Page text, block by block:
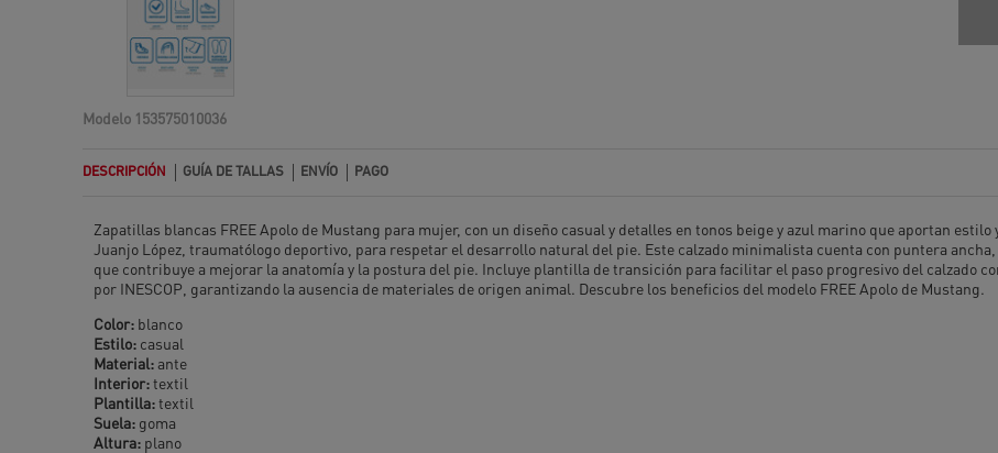
Modelo 153575010036
DESCRIPCIÓN GUÍA DE TALLAS ENVÍO PAGO
Zapatillas blancas FREE Apolo de Mustang para mujer, con un diseño casual y detalles en tonos beige y azul marino que aportan
Juanjo López, traumatólogo deportivo, para respetar el desarrollo natural del pie. Este calzado minimalista cuenta con puntera
que contribuye a mejorar la anatomía y la postura del pie. Incluye plantilla de transición para facilitar el paso progresivo del calzado
por INESCOP, garantizando la ausencia de materiales de origen animal. Descubre los beneficios del modelo FREE Apolo de Mustang.
Color: blanco
Estilo: casual
Material: ante
Interior:textil
Plantilla:textil
Suela: goma
Altura: plano